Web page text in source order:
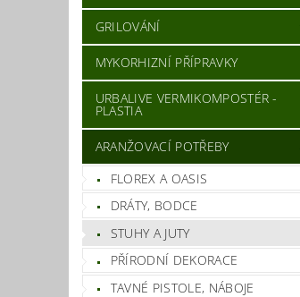
GRILOVÁNÍ
MYKORHIZNÍ PŘÍPRAVKY
URBALIVE VERMIKOMPOSTÉR -
PLASTIA
ARANŽOVACÍ POTŘEBY
FLOREX A OASIS
DRÁTY, BODCE
STUHY A JUTY
PŘÍRODNÍ DEKORACE
TAVNÉ PISTOLE, NÁBOJE